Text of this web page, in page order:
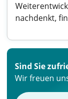
nachdenkt,
Sind Sie
Wir freuen